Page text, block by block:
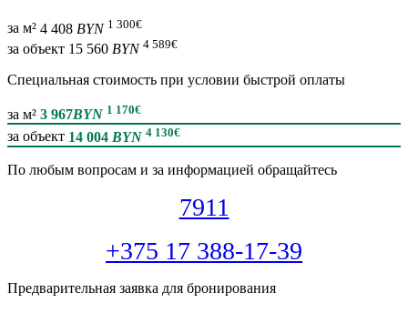
за м² 4 408 BYN 1 300€
за объект 15 560 BYN 4 589€
Специальная cтоимость при условии быстрой оплаты
за м² 3 967BYN 1 170€
за объект 14 004 BYN 4 130€
По любым вопросам и за информацией обращайтесь
7911
+375 17 388-17-39
Предварительная заявка для бронирования